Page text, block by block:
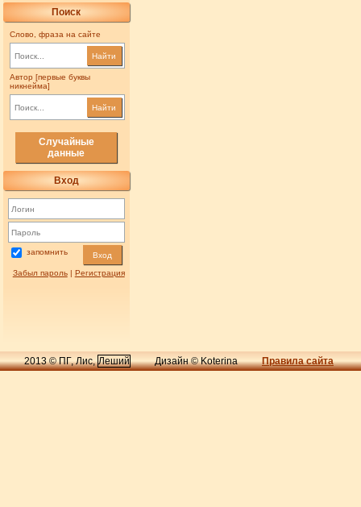
Поиск
Слово, фраза на сайте
Найти
Автор [первые буквы
никнейма]
Найти
Случайные
данные
Вход
запомнить Вход
Забыл пароль| Регистрация
2013 © ПГ, Лис,Леший Дизайн © Koterina Правила сайта